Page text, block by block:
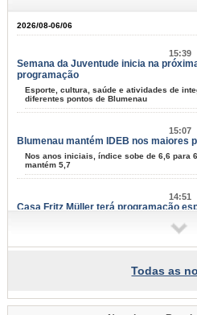
2026/08-06/06
15:39
Semana da Juventude inicia na
programação
Esporte, cultura, saúde e atividades de
diferentes pontos de Blumenau
15:07
Blumenau mantém IDEB nos maiores
Nos anos iniciais, índice sobe de 6,6 para
mantém 5,7
14:51
Casa Fritz Müller terá programação
Atividades aos sábados reúnem ciência,
14:08
Blanc
Todas as